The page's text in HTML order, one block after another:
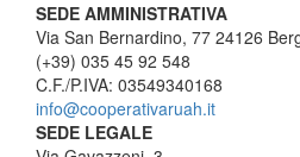
SEDE AMMINISTRATIVA
Via San Bernardino, 77 24126
(+39) 035 45 92 548
C.F./P.IVA: 03549340168
info@cooperativaruah.it
SEDE LEGALE